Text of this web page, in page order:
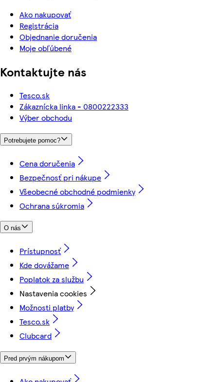
Ako nakupovať
Registrácia
Objednanie doručenia
Moje obľúbené
Kontaktujte nás
Tesco.sk
Zákaznícka linka - 0800222333
Výber obchodu
Potrebujete pomoc?
Cena doručenia
Bezpečnosť pri nákupe
Všeobecné obchodné podmienky
Ochrana súkromia
O nás
Prístupnosť
Kde dovážame
Poplatok za službu
Nastavenia cookies
Možnosti platby
Tesco.sk
Clubcard
Pred prvým nákupom